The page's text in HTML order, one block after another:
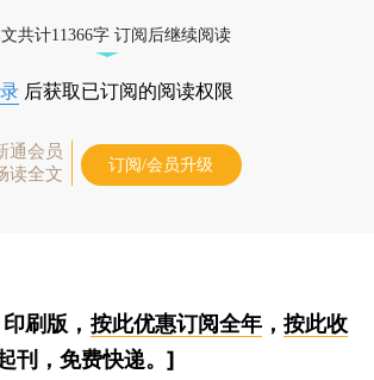
共计11366字 订阅后继续阅读
后获取已订阅的阅读权限
通会员
读全文
订阅/会员升级
刷版， 按此优惠订阅全年， 按此收
刊，免费快递。]